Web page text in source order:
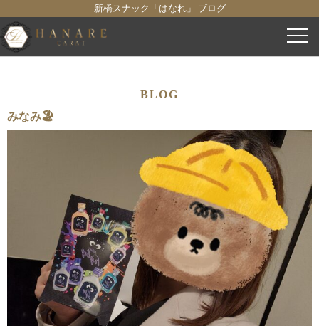
新橋スナック「はなれ」 ブログ
コ
ン
ツ
キ
BLOG
みなみ🏖